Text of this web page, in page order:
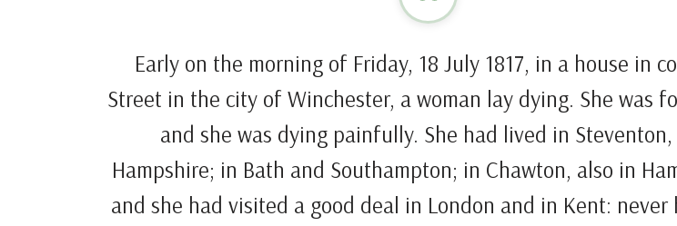
Early on the morning of Friday, 18 July 1817, in a house in
Street in the city of Winchester, a woman lay dying. She was
and she was dying painfully. She had lived in Steventon,
Hampshire; in Bath and Southampton; in Chawton, also in
and she had visited a good deal in London and in Kent: never